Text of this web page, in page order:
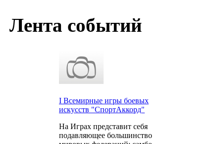
Лента событий
I Всемирные игры боевых
искусств "СпортАккорд"
На Играх представит себя
подавляющее большинство